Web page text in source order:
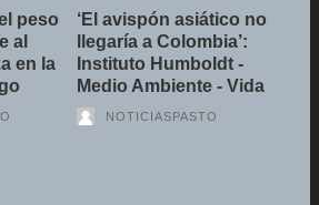
peso
al
en la
‘El avispón asiático no
llegaría a Colombia’:
Instituto Humboldt -
Medio Ambiente - Vida
NOTICIASPASTO